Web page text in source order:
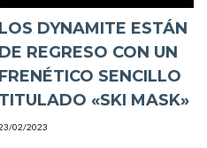
LOS DYNAMITE ESTÁN
DE REGRESO CON UN
FRENÉTICO SENCILLO
TITULADO «SKI MASK»
02/2023